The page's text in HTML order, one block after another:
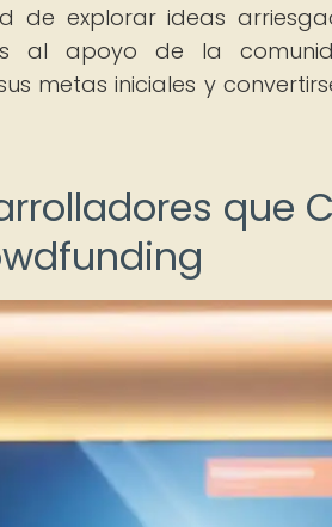
de explorar ideas
al apoyo de la
metas iniciales y
que